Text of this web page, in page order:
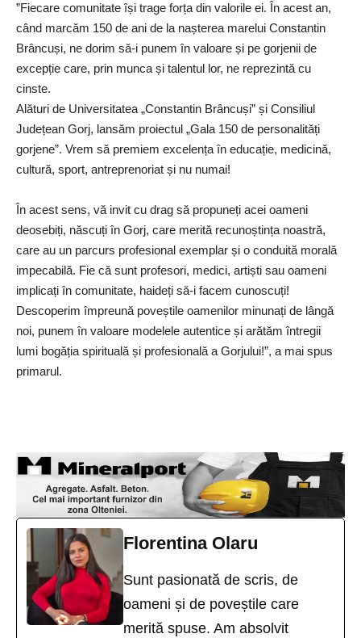
”Fiecare comunitate își trage forța din valorile ei. În acest an,
când marcăm 150 de ani de la nașterea marelui Constantin
Brâncuși, ne dorim să-i punem în valoare și pe gorjenii de
excepție care, prin munca și talentul lor, ne reprezintă cu
cinste.
Alături de Universitatea „Constantin Brâncuși” și Consiliul
Județean Gorj, lansăm proiectul „Gala 150 de personalități
gorjene”. Vrem să premiem excelența în educație, medicină,
cultură, sport, antreprenoriat și nu numai!
În acest sens, vă invit cu drag să propuneți acei oameni
deosebiți, născuți în Gorj, care merită recunoștința noastră,
care au un parcurs profesional exemplar și o conduită morală
impecabilă. Fie că sunt profesori, medici, artiști sau oameni
implicați în comunitate, haideți să-i facem cunoscuți!
Descoperim împreună poveștile oamenilor minunați de lângă
noi, punem în valoare modelele autentice și arătăm întregii
lumi bogăția spirituală și profesională a Gorjului!”, a mai spus
primarul.
Florentina Olaru
Sunt pasionată de scris, de
oameni și de poveștile care
merită spuse. Am absolvit